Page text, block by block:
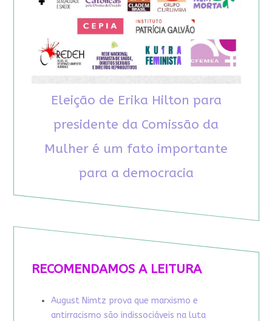
Eleição de Erika Hilton para
presidente da Comissão da
Mulher é um fato importante
para a democracia
RECOMENDAMOS A LEITURA
August Nimtz prova que marxismo e
antirracismo são indissociáveis na luta